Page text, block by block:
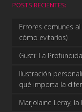
POSTS RECIENTES:
Errores comunes
cómo evitarlos)
Gusti: La
Ilustración
qué importa la
Marjolaine Leray,